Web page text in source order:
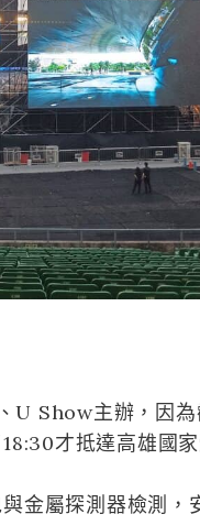
Show主辦，因為
才抵達高雄國家
金屬探測器檢測，